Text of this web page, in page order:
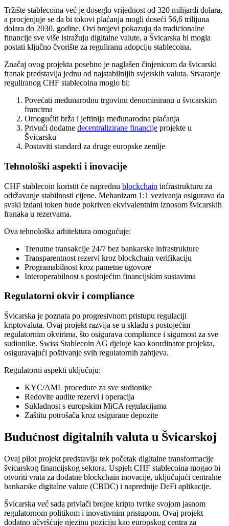
Tržište stablecoina već je doseglo vrijednost od 320 milijardi dolara,
a procjenjuje se da bi tokovi plaćanja mogli doseći 56,6 trilijuna
dolara do 2030. godine. Ovi brojevi pokazuju da tradicionalne
financije sve više istražuju digitalne valute, a Švicarska bi mogla
postati ključno čvorište za reguliranu adopciju stablecoina.
Značaj ovog projekta posebno je naglašen činjenicom da švicarski
franak predstavlja jednu od najstabilnijih svjetskih valuta. Stvaranje
reguliranog CHF stablecoina moglo bi:
Povećati međunarodnu trgovinu denominiranu u švicarskim
francima
Omogućiti brža i jeftinija međunarodna plaćanja
Privući dodatne decentralizirane financije projekte u
Švicarsku
Postaviti standard za druge europske zemlje
Tehnološki aspekti i inovacije
CHF stablecoin koristit će naprednu blockchain infrastrukturu za
održavanje stabilnosti cijene. Mehanizam 1:1 vezivanja osigurava da
svaki izdani token bude pokriven ekvivalentnim iznosom švicarskih
franaka u rezervama.
Ova tehnološka arhitektura omogućuje:
Trenutne transakcije 24/7 bez bankarske infrastrukture
Transparentnost rezervi kroz blockchain verifikaciju
Programabilnost kroz pametne ugovore
Interoperabilnost s postojećim financijskim sustavima
Regulatorni okvir i compliance
Švicarska je poznata po progresivnom pristupu regulaciji
kriptovaluta. Ovaj projekt razvija se u skladu s postojećim
regulatornim okvirima, što osigurava compliance i sigurnost za sve
sudionike. Swiss Stablecoin AG djeluje kao koordinator projekta,
osiguravajući poštivanje svih regulatornih zahtjeva.
Regulatorni aspekti uključuju:
KYC/AML procedure za sve sudionike
Redovite audite rezervi i operacija
Sukladnost s europskim MiCA regulacijama
Zaštitu potrošača kroz osigurane depozite
Budućnost digitalnih valuta u Švicarskoj
Ovaj pilot projekt predstavlja tek početak digitalne transformacije
švicarskog financijskog sektora. Uspjeh CHF stablecoina mogao bi
otvoriti vrata za dodatne blockchain inovacije, uključujući centralne
bankarske digitalne valute (CBDC) i naprednije DeFi aplikacije.
Švicarska već sada privlači brojne kripto tvrtke svojom jasnom
regulatornom politikom i inovativnim pristupom. Ovaj projekt
dodatno učvršćuje njezinu poziciju kao europskog centra za